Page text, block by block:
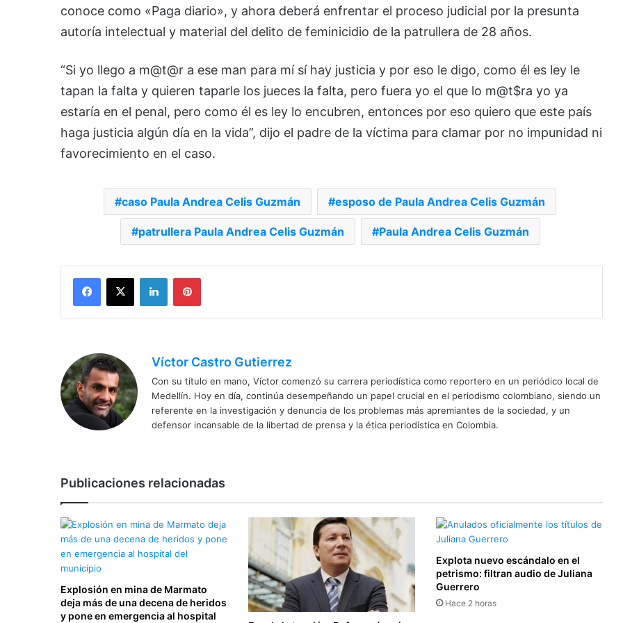
conoce como «Paga diario», y ahora deberá enfrentar el proceso judicial por la presunta
autoría intelectual y material del delito de feminicidio de la patrullera de 28 años.
“Si yo llego a m@t@r a ese man para mí sí hay justicia y por eso le digo, como él es ley le
tapan la falta y quieren taparle los jueces la falta, pero fuera yo el que lo m@t$ra yo ya
estaría en el penal, pero como él es ley lo encubren, entonces por eso quiero que este país
haga justicia algún día en la vida”, dijo el padre de la víctima para clamar por no impunidad ni
favorecimiento en el caso.
caso Paula Andrea Celis Guzmán esposo de Paula Andrea Celis Guzmán
patrullera Paula Andrea Celis Guzmán Paula Andrea Celis Guzmán
Facebook
X LinkedInPinterest
Víctor Castro Gutierrez
Con su título en mano, Víctor comenzó su carrera periodística como reportero en un periódico local de
Medellín. Hoy en día, continúa desempeñando un papel crucial en el periodismo colombiano, siendo un
referente en la investigación y denuncia de los problemas más apremiantes de la sociedad, y un
defensor incansable de la libertad de prensa y la ética periodística en Colombia.
Publicaciones relacionadas
Explosión en mina de Marmato
deja más de una decena de heridos
y pone en emergencia al hospital
Explota nuevo escándalo en el
petrismo: filtran audio de Juliana
Guerrero
Hace 2 horas